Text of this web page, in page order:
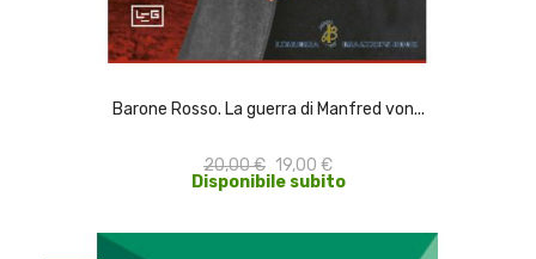
Barone Rosso. La guerra di Manfred von...
20,00 € 19,00 €
Disponibile subito
ACQUISTA